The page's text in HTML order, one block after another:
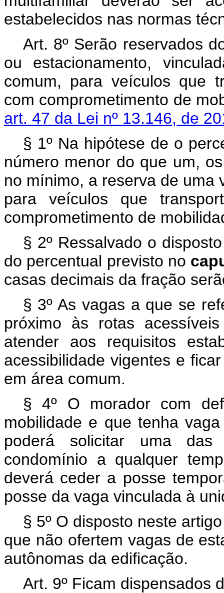
estabelecidos nas normas
Art. 8º Serão reservados
ou estacionamento,
comum, para veículos que
com comprometimento de
art. 47 da Lei nº 13.146, de
§ 1º Na hipótese de o
número menor do que um,
no mínimo, a reserva de uma
para veículos que
comprometimento de
§ 2º Ressalvado o
do percentual previsto no
casas decimais da fração
§ 3º As vagas a que se
próximo às rotas
atender aos requisitos
acessibilidade vigentes e
em área comum.
§ 4º O morador com
mobilidade e que tenha
poderá solicitar uma
condomínio a qualquer
deverá ceder a posse
posse da vaga vinculada à
§ 5º O disposto neste
que não ofertem vagas de
autônomas da edificação.
Art. 9º Ficam dispensados